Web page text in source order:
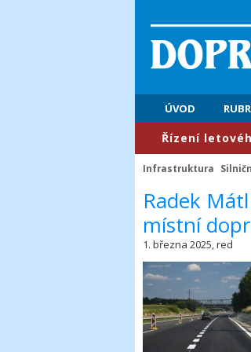
ÚVOD
​Řízení letového
Infrastruktura
​Radek
místní
1. března 2025, red